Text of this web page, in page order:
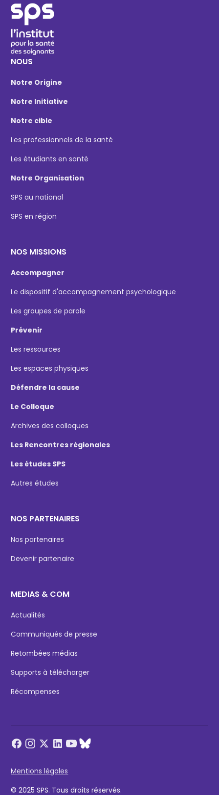
NOUS
Notre Origine
Notre Initiative
Notre cible
Les professionnels de la santé
Les étudiants en santé
Notre Organisation
SPS au national
SPS en région
NOS MISSIONS
Accompagner
Le dispositif d'accompagnement psychologique
Les groupes de parole
Prévenir
Les ressources
Les espaces physiques
Défendre la cause
Le Colloque
Archives des colloques
Les Rencontres régionales
Les études SPS
Autres études
NOS PARTENAIRES
Nos partenaires
Devenir partenaire
MEDIAS & COM
Actualités
Communiqués de presse
Retombées médias
Supports à télécharger
Récompenses
© 2025 SPS. Tous droits réservés.
Mentions légales